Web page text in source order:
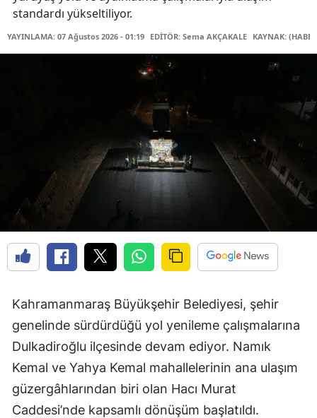
standardı yükseltiliyor.
YAYINLAMA: 07 Ağustos 2026 - 01:19 EDİTÖR: Sema AKÇAKALE KAYNAK:
Kahramanmaraş Büyükşehir Belediyesi, şehir
genelinde sürdürdüğü yol yenileme çalışmalarına
Dulkadiroğlu ilçesinde devam ediyor. Namık
Kemal ve Yahya Kemal mahallelerinin ana ulaşım
güzergâhlarından biri olan Hacı Murat
Caddesi’nde kapsamlı dönüşüm başlatıldı.